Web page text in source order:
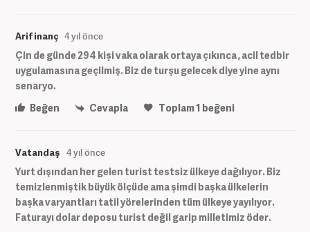
Arif inanç 4 yıl önce
Çin de günde 294 kişi vaka olarak ortaya çıkınca , acil tedbir
uygulamasına geçilmiş. Biz de turşu gelecek diye yine aynı
senaryo.
Beğen
Cevapla Toplam1 beğeni
Vatandaş 4 yıl önce
Yurt dışından her gelen turist testsiz ülkeye dağılıyor. Biz
temizlenmiştik büyük ölçüde ama şimdi başka ülkelerin
başka varyantları tatil yörelerinden tüm ülkeye yayılıyor.
Faturayı dolar deposu turist değil garip milletimiz öder.